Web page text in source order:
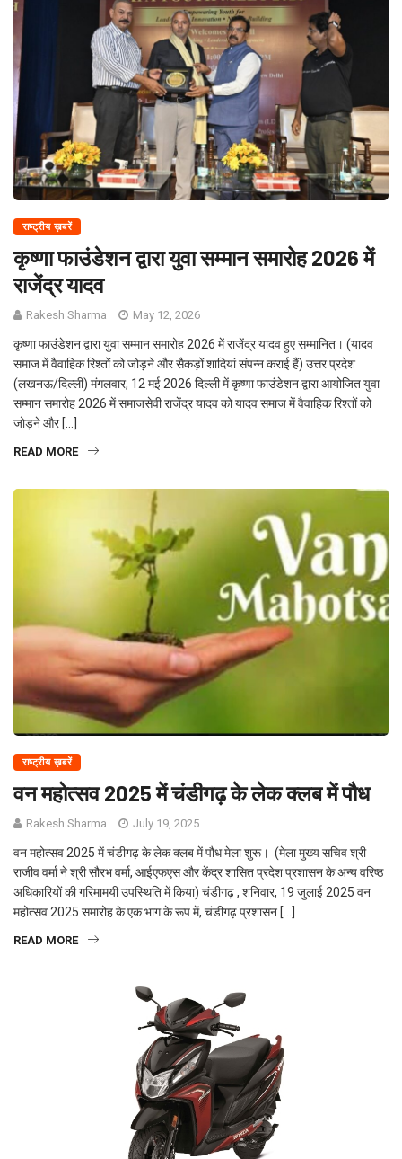
राष्ट्रीय ख़बरें
कृष्णा फाउंडेशन द्वारा युवा सम्मान समारोह 2026 में
राजेंद्र यादव
Rakesh Sharma May 12, 2026
कृष्णा फाउंडेशन द्वारा युवा सम्मान समारोह 2026 में राजेंद्र यादव हुए सम्मानित। (यादव
समाज में वैवाहिक रिश्तों को जोड़ने और सैकड़ों शादियां संपन्न कराई हैं) उत्तर प्रदेश
(लखनऊ/दिल्ली) मंगलवार, 12 मई 2026 दिल्ली में कृष्णा फाउंडेशन द्वारा आयोजित युवा
सम्मान समारोह 2026 में समाजसेवी राजेंद्र यादव को यादव समाज में वैवाहिक रिश्तों को
जोड़ने और […]
READ MORE
राष्ट्रीय ख़बरें
वन महोत्सव 2025 में चंडीगढ़ के लेक क्लब में पौध
Rakesh Sharma July 19, 2025
वन महोत्सव 2025 में चंडीगढ़ के लेक क्लब में पौध मेला शुरू। (मेला मुख्य सचिव श्री
राजीव वर्मा ने श्री सौरभ वर्मा, आईएफएस और केंद्र शासित प्रदेश प्रशासन के अन्य वरिष्ठ
अधिकारियों की गरिमामयी उपस्थिति में किया) चंडीगढ़ , शनिवार, 19 जुलाई 2025 वन
महोत्सव 2025 समारोह के एक भाग के रूप में, चंडीगढ़ प्रशासन […]
READ MORE